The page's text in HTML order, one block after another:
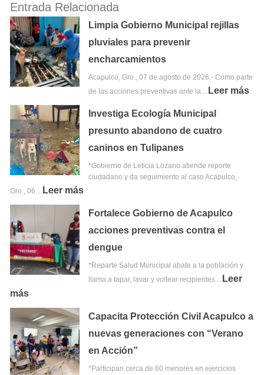
Entrada Relacionada
Limpia Gobierno Municipal rejillas
pluviales para prevenir
encharcamientos
Acapulco, Gro., 07 de agosto de 2026.- Como parte
de las acciones preventivas ante la… Leer más
Investiga Ecología Municipal
presunto abandono de cuatro
caninos en Tulipanes
*Gobierno de Leticia Lozano atiende reporte
ciudadano y da seguimiento al caso Acapulco,
Gro., 06… Leer más
Fortalece Gobierno de Acapulco
acciones preventivas contra el
dengue
*Reparte Salud Municipal abate a la población y
llama a tapar, lavar y voltear recipientes… Leer
más
Capacita Protección Civil Acapulco a
nuevas generaciones con “Verano
en Acción”
*Participan cerca de 60 menores en ejercicios